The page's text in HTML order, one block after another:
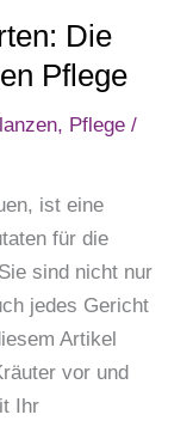
Die
Pflege
, Pflege /
ist eine
für die
sind nicht nur
jedes Gericht
Artikel
vor und
Ihr